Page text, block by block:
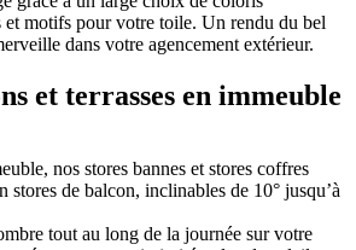
et motifs pour votre toile. Un rendu du bel
dans votre agencement extérieur.
et terrasses en immeuble
nos stores bannes et stores coffres
stores de balcon, inclinables de 10° jusqu’à
tout au long de la journée sur votre